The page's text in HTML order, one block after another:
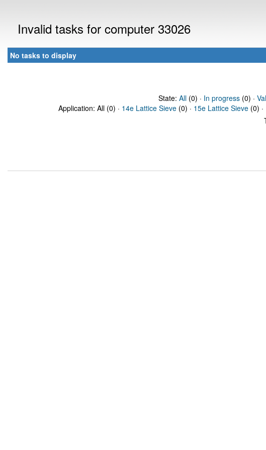
Invalid tasks for computer 33026
No tasks to display
State: All(0) · In progress(0) ·
Application: All (0) · 14e Lattice Sieve (0) · 15e Lattice Sieve (0) ·